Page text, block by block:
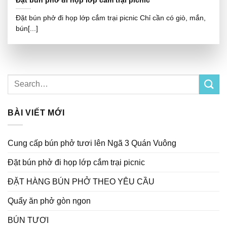
Đặt bún phở đi họp lớp cắm trại picnic Chỉ cần có giò, mắn,
bún[...]
BÀI VIẾT MỚI
Cung cấp bún phở tươi lên Ngã 3 Quán Vuông
Đặt bún phở đi họp lớp cắm trại picnic
ĐẶT HÀNG BÚN PHỞ THEO YÊU CẦU
Quẩy ăn phở gòn ngon
BÚN TƯƠI